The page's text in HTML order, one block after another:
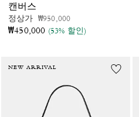
캔버스
정상가 가격 인하 전
₩950,000인하됨
₩450,000 (53% 할인)
NEW ARRIVAL